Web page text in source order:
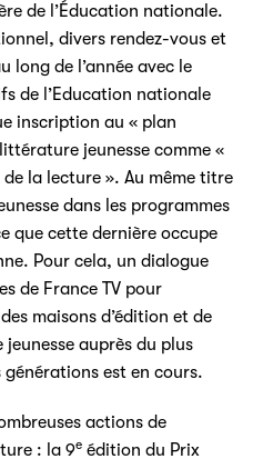
de l’Éducation nationale.
divers rendez-vous et
long de l’année avec le
de l’Education nationale
inscription au « plan
jeunesse comme «
la lecture ». Au même titre
dans les programmes
que cette dernière occupe
Pour cela, un dialogue
de France TV pour
maisons d’édition et de
auprès du plus
est en cours.
actions de
: la 9e édition du Prix